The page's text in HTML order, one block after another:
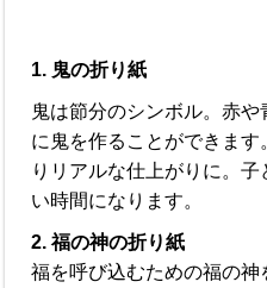
1. 鬼の折り紙
鬼は節分のシンボル。赤
に鬼を作ることができま
りリアルな仕上がりに。
い時間になります。
2. 福の神の折り紙
福を呼び込むための福の神